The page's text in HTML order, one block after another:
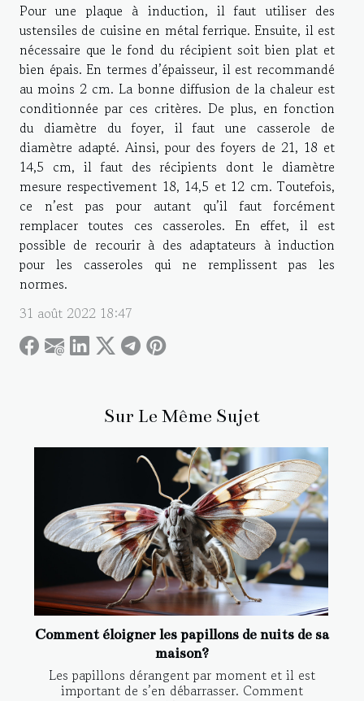
Pour une plaque à induction, il faut utiliser des
ustensiles de cuisine en métal ferrique. Ensuite, il est
nécessaire que le fond du récipient soit bien plat et
bien épais. En termes d’épaisseur, il est recommandé
au moins 2 cm. La bonne diffusion de la chaleur est
conditionnée par ces critères. De plus, en fonction
du diamètre du foyer, il faut une casserole de
diamètre adapté. Ainsi, pour des foyers de 21, 18 et
14,5 cm, il faut des récipients dont le diamètre
mesure respectivement 18, 14,5 et 12 cm. Toutefois,
ce n’est pas pour autant qu’il faut forcément
remplacer toutes ces casseroles. En effet, il est
possible de recourir à des adaptateurs à induction
pour les casseroles qui ne remplissent pas les
normes.
31 août 2022 18:47
Sur Le Même Sujet
Comment éloigner les papillons de nuits de sa
maison?
Les papillons dérangent par moment et il est
important de s’en débarrasser. Comment